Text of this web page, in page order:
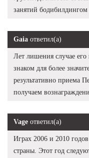
занятий
Gaia ответил(а)
Лет лишения случае
знаком для более
результативно приема
получаем
Vage ответил(а)
Играх 2006 и 2010
страны. Этот год